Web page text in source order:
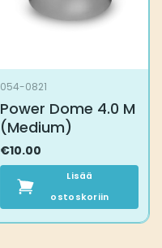
054-0821
Power Dome 4.0 M
(Medium)
€10.00
Lisää
ostoskoriin